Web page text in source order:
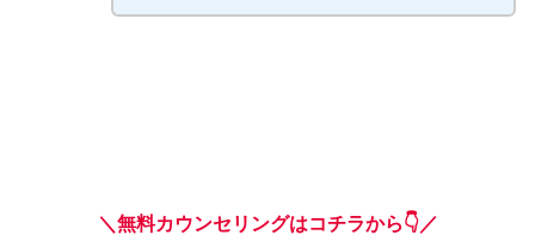
＼無料カウンセリングはコチラから👇／